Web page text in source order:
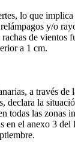
lo que
y/o
de vientos
a 1 cm.
a través de
declara la
todas las zonas
en el anexo 3